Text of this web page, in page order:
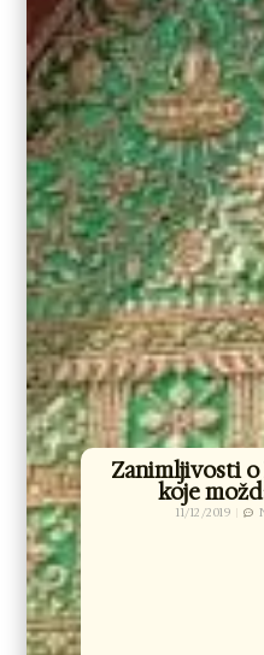
Zanimljivosti o
koje
11/12/2019